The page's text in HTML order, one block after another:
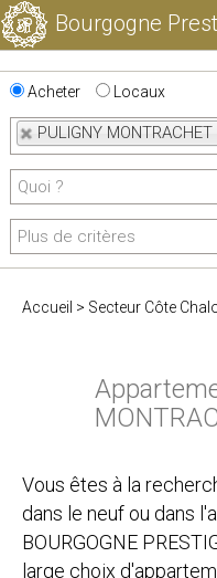
Bourgogne
Acheter Locaux
PULIGNY
Accueil > Secteur Côte
Vous êtes à la
dans le neuf ou dans
BOURGOGNE
large choix